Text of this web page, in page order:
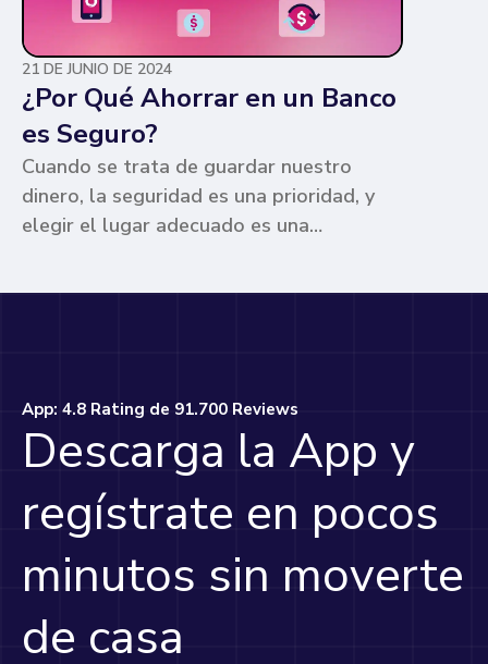
21 DE JUNIO DE 2024
¿Por Qué Ahorrar en un Banco
es Seguro?
Cuando se trata de guardar nuestro
dinero, la seguridad es una prioridad, y
elegir el lugar adecuado es una
App: 4.8 Rating de 91.700 Reviews
Descarga la App y
regístrate en pocos
minutos sin moverte
de casa